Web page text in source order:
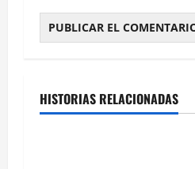
HISTORIAS RELACIONADAS
Ourense